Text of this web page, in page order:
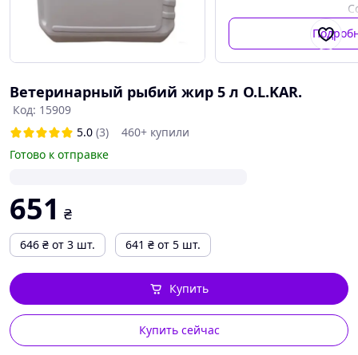
Лекарственная
форма
Ветеринарный рыбий жир 5 л O.L.KAR.
Код: 15909
5.0 (3)
460+ купили
Готово к отправке
651 ₴
646 ₴ от 3 шт. 641 ₴ от 5 шт.
Купить сейчас
Купить